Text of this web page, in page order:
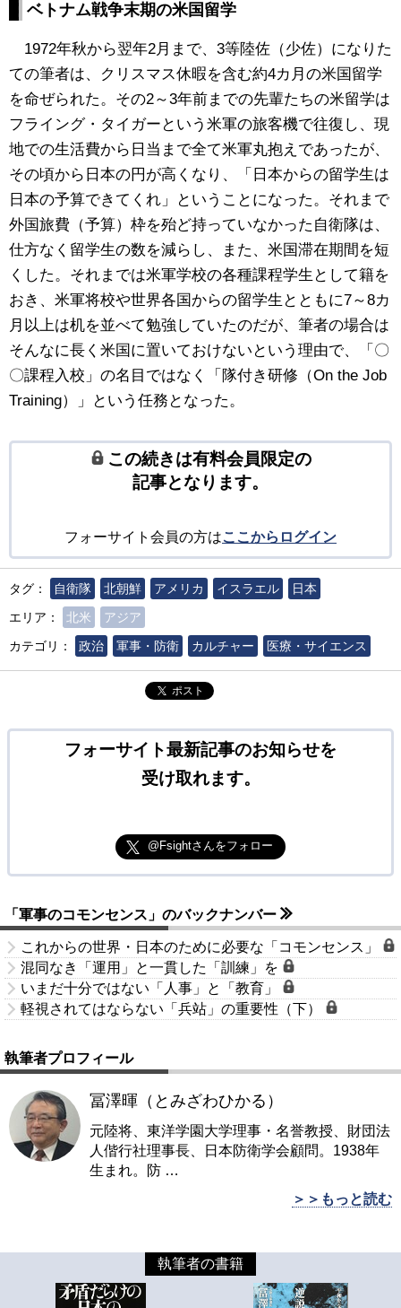
ベトナム戦争末期の米国留学
1972年秋から翌年2月まで、3等陸佐（少佐）になりた
ての筆者は、クリスマス休暇を含む約4カ月の米国留学
を命ぜられた。その2～3年前までの先輩たちの米留学は
フライング・タイガーという米軍の旅客機で往復し、現
地での生活費から日当まで全て米軍丸抱えであったが、
その頃から日本の円が高くなり、「日本からの留学生は
日本の予算できてくれ」ということになった。それまで
外国旅費（予算）枠を殆ど持っていなかった自衛隊は、
仕方なく留学生の数を減らし、また、米国滞在期間を短
くした。それまでは米軍学校の各種課程学生として籍を
おき、米軍将校や世界各国からの留学生とともに7～8カ
月以上は机を並べて勉強していたのだが、筆者の場合は
そんなに長く米国に置いておけないという理由で、「〇
〇課程入校」の名目ではなく「隊付き研修（On the Job
Training）」という任務となった。
この続きは有料会員限定の
記事となります。
フォーサイト会員の方はここからログイン
タグ： 自衛隊 北朝鮮 アメリカ イスラエル
日本
エリア：
北米
アジア
カテゴリ：
政治 軍事・防衛 カルチャー 医療・サイエンス
ポスト
フォーサイト最新記事のお知らせを
受け取れます。
@Fsightさんをフォロー
「軍事のコモンセンス」のバックナンバー
これからの世界・日本のために必要な「コモンセンス」
混同なき「運用」と一貫した「訓練」を
いまだ十分ではない「人事」と「教育」
軽視されてはならない「兵站」の重要性（下）
執筆者プロフィール
冨澤暉（とみざわひかる）
元陸将、東洋学園大学理事・名誉教授、財団法
人偕行社理事長、日本防衛学会顧問。1938年
生まれ。防 …
＞＞もっと読む
執筆者の書籍